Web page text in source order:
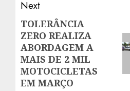
Next
Next
post:
TOLERÂNCIA
ZERO REALIZA
ABORDAGEM A
MAIS DE 2 MIL
MOTOCICLETAS
EM MARÇO